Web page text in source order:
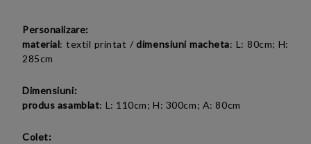
Personalizare:
material: textil printat /dimensiuni macheta: L: 80cm; H:
285cm
Dimensiuni:
produs asamblat: L: 110cm; H: 300cm; A: 80cm
Colet: